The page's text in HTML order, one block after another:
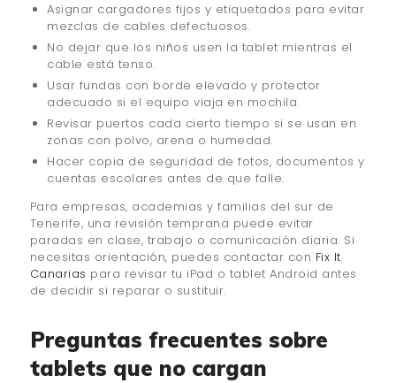
Asignar cargadores fijos y etiquetados para evitar
mezclas de cables defectuosos.
No dejar que los niños usen la tablet mientras el
cable está tenso.
Usar fundas con borde elevado y protector
adecuado si el equipo viaja en mochila.
Revisar puertos cada cierto tiempo si se usan en
zonas con polvo, arena o humedad.
Hacer copia de seguridad de fotos, documentos y
cuentas escolares antes de que falle.
Para empresas, academias y familias del sur de
Tenerife, una revisión temprana puede evitar
paradas en clase, trabajo o comunicación diaria. Si
necesitas orientación, puedes contactar con Fix It
Canarias para revisar tu iPad o tablet Android antes
de decidir si reparar o sustituir.
Preguntas frecuentes sobre
tablets que no cargan